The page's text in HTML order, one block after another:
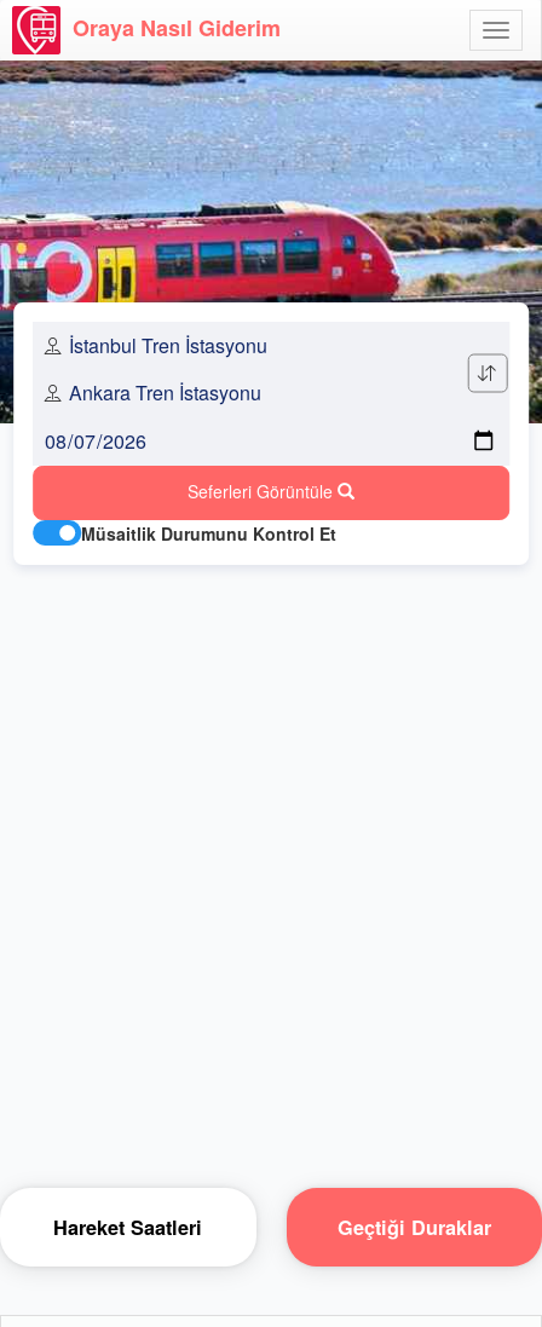
Aç
Oraya Nasıl Giderim
Seferleri Görüntüle
Müsaitlik Durumunu Kontrol Et
Hareket Saatleri Geçtiği Duraklar